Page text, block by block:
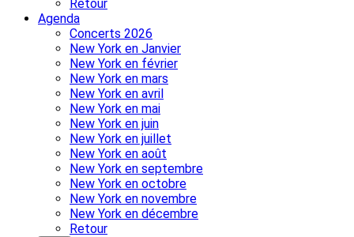
Retour
Agenda
Concerts 2026
New York en Janvier
New York en février
New York en mars
New York en avril
New York en mai
New York en juin
New York en juillet
New York en août
New York en septembre
New York en octobre
New York en novembre
New York en décembre
Retour